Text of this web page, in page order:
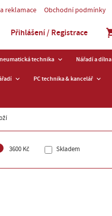
reklamace Obchodní podmínky
Přihlášení / Registrace
technika Nářadí a dílna
PC technika & kancelář
3600 Kč Skladem